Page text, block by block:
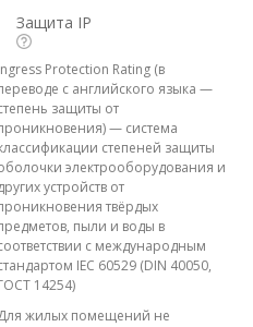
Защита IP
Protection Rating (в
с английского языка —
защиты от
— система
степеней защиты
электрооборудования и
устройств от
твёрдых
пыли и воды в
с международным
IEC 60529 (DIN 40050,
14254)
жилых помещений не